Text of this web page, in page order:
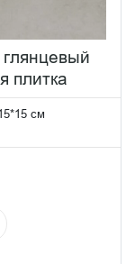
плитка
см